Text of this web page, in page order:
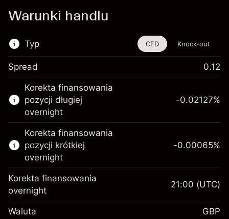
Warunki handlu
Typ
Ten instrument finansowy jest dostępny do
handlu poprzez CFD i opcje knock-out
Więcej informacji:
Kontrakty CFD
Opcje knock-out
CFD Knock-out
Spread 0.12
Korekta finansowania
pozycji długiej
overnight
Depozyt
zabezpieczający. Twoja
£1,000.00
-0.02127%
Korekta finansowania
pozycji krótkiej
overnight
-0.00065%
Korekta finansowania
overnight
21:00 (UTC)
Waluta GBP